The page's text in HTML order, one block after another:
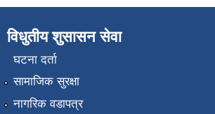
विधुतीय शुसासन सेवा
घटना दर्ता
सामाजिक सुरक्षा
नागरिक वडापत्र